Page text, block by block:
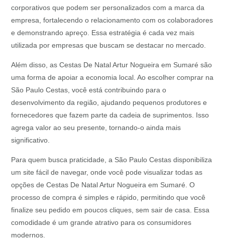
corporativos que podem ser personalizados com a marca da
empresa, fortalecendo o relacionamento com os colaboradores
e demonstrando apreço. Essa estratégia é cada vez mais
utilizada por empresas que buscam se destacar no mercado.
Além disso, as Cestas De Natal Artur Nogueira em Sumaré são
uma forma de apoiar a economia local. Ao escolher comprar na
São Paulo Cestas, você está contribuindo para o
desenvolvimento da região, ajudando pequenos produtores e
fornecedores que fazem parte da cadeia de suprimentos. Isso
agrega valor ao seu presente, tornando-o ainda mais
significativo.
Para quem busca praticidade, a São Paulo Cestas disponibiliza
um site fácil de navegar, onde você pode visualizar todas as
opções de Cestas De Natal Artur Nogueira em Sumaré. O
processo de compra é simples e rápido, permitindo que você
finalize seu pedido em poucos cliques, sem sair de casa. Essa
comodidade é um grande atrativo para os consumidores
modernos.